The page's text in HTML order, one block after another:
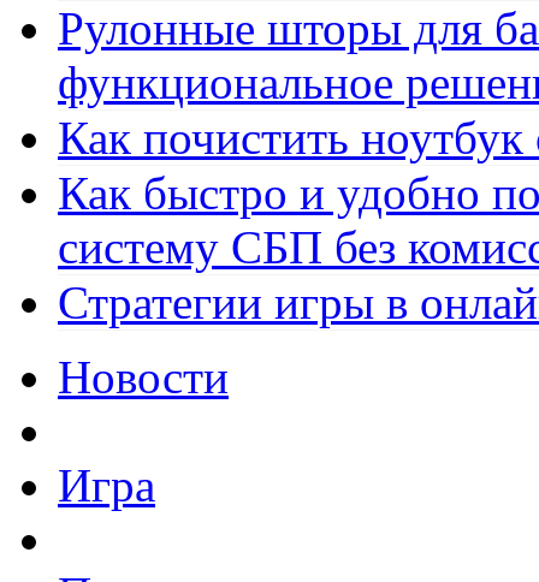
Рулонные шторы для
функциональное
Как почистить
Как быстро и удобно
систему СБП без
Стратегии игры в
Новости
Игра